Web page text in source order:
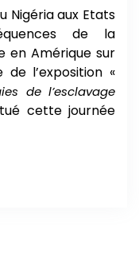
Nigéria aux Etats
de la
en Amérique sur
l’exposition «
de l’esclavage
cette journée